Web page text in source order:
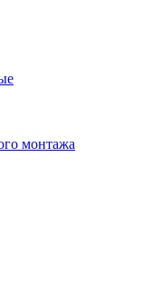
монтажа